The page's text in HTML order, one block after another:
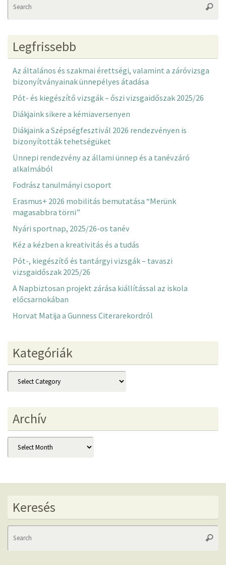
Legfrissebb
Az általános és szakmai érettségi, valamint a záróvizsga
bizonyítványainak ünnepélyes átadása
Pót- és kiegészítő vizsgák – őszi vizsgaidőszak 2025/26
Diákjaink sikere a kémiaversenyen
Diákjaink a Szépségfesztivál 2026 rendezvényen is
bizonyították tehetségüket
Ünnepi rendezvény az állami ünnep és a tanévzáró
alkalmából
Fodrász tanulmányi csoport
Erasmus+ 2026 mobilitás bemutatása “Merünk
magasabbra törni”
Nyári sportnap, 2025/26-os tanév
Kéz a kézben a kreativitás és a tudás
Pót-, kiegészítő és tantárgyi vizsgák – tavaszi
vizsgaidőszak 2025/26
A Napbiztosan projekt zárása kiállítással az iskola
előcsarnokában
Horvat Matija a Gunness Citerarekordról
Kategóriák
Kategóriák
Archív
Archív
Keresés